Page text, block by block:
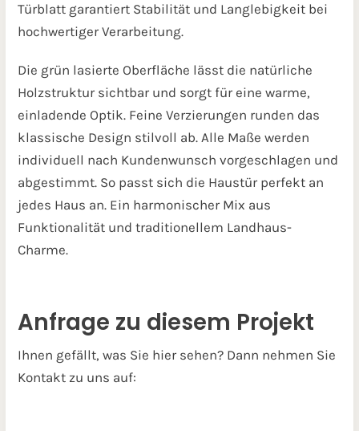
Türblatt garantiert Stabilität und Langlebigkeit bei
hochwertiger Verarbeitung.
Die grün lasierte Oberfläche lässt die natürliche
Holzstruktur sichtbar und sorgt für eine warme,
einladende Optik. Feine Verzierungen runden das
klassische Design stilvoll ab. Alle Maße werden
individuell nach Kundenwunsch vorgeschlagen und
abgestimmt. So passt sich die Haustür perfekt an
jedes Haus an. Ein harmonischer Mix aus
Funktionalität und traditionellem Landhaus-
Charme.
Anfrage zu diesem Projekt
Ihnen gefällt, was Sie hier sehen? Dann nehmen Sie
Kontakt zu uns auf: